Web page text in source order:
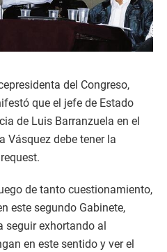
del Congreso,
que el jefe de Estado
de Luis Barranzuela en el
Vásquez debe tener la
de tanto cuestionamiento,
este segundo Gabinete,
seguir exhortando al
en este sentido y ver el